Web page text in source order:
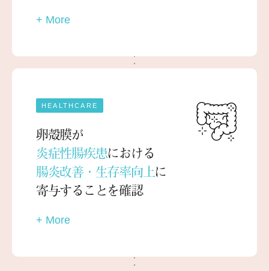
+ More
HEALTHCARE
卵殻膜が
炎症性腸疾患における
腸炎改善・生存率向上に
寄与することを確認
+ More